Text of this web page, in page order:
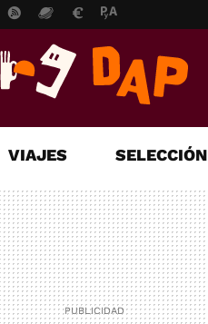
VIAJES SELECCIÓN